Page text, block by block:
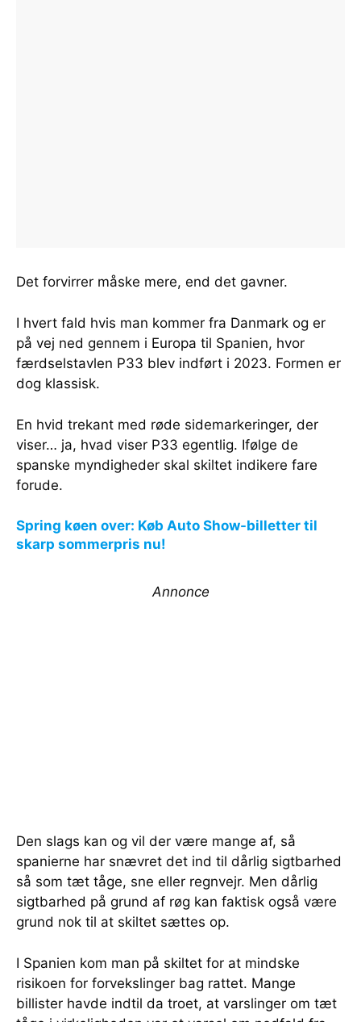
Det forvirrer måske mere, end det gavner.
I hvert fald hvis man kommer fra Danmark og er
på vej ned gennem i Europa til Spanien, hvor
færdselstavlen P33 blev indført i 2023. Formen er
dog klassisk.
En hvid trekant med røde sidemarkeringer, der
viser… ja, hvad viser P33 egentlig. Ifølge de
spanske myndigheder skal skiltet indikere fare
forude.
Spring køen over: Køb Auto Show-billetter til
skarp sommerpris nu!
Annonce
Den slags kan og vil der være mange af, så
spanierne har snævret det ind til dårlig sigtbarhed
så som tæt tåge, sne eller regnvejr. Men dårlig
sigtbarhed på grund af røg kan faktisk også være
grund nok til at skiltet sættes op.
I Spanien kom man på skiltet for at mindske
risikoen for forvekslinger bag rattet. Mange
billister havde indtil da troet, at varslinger om tæt